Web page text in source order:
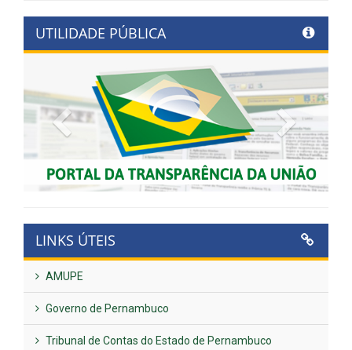
UTILIDADE PÚBLICA
Previous Next
LINKS ÚTEIS
AMUPE
Governo de Pernambuco
Tribunal de Contas do Estado de Pernambuco